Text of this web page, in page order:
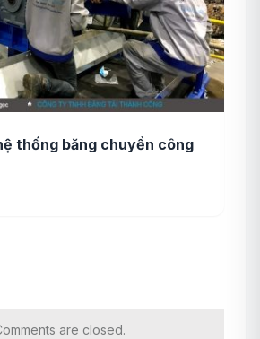
thống băng chuyền công
are closed.